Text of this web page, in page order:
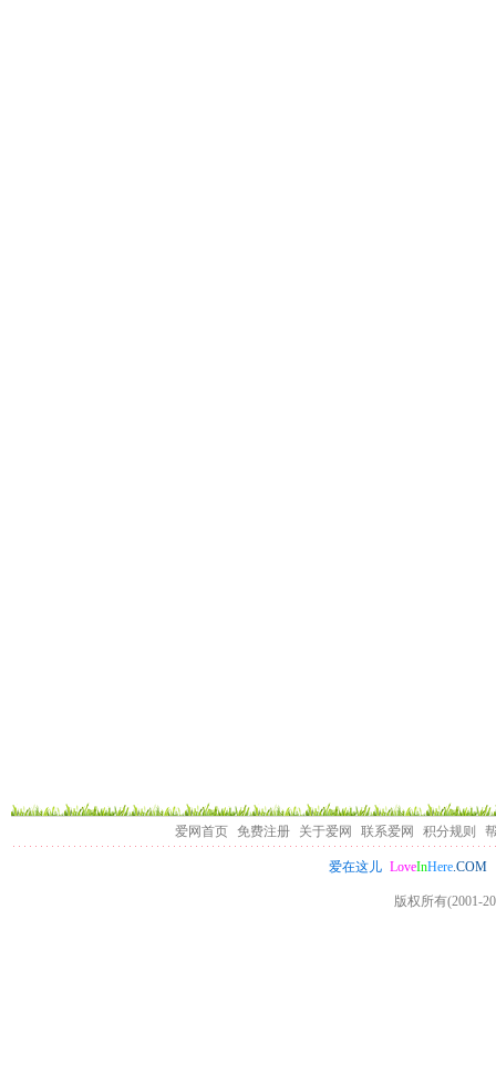
爱网首页 免费注册 关于爱网 联系爱网 积分规则
爱在这儿 LoveInHere.COM
版权所有(2001-